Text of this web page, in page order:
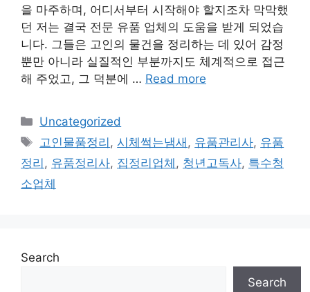
을 마주하며, 어디서부터 시작해야 할지조차 막막했
던 저는 결국 전문 유품 업체의 도움을 받게 되었습
니다. 그들은 고인의 물건을 정리하는 데 있어 감정
뿐만 아니라 실질적인 부분까지도 체계적으로 접근
해 주었고, 그 덕분에 … Read more
Categories
Uncategorized
Tags
고인물품정리 ,시체썩는냄새 , 유품관리사, 유품
정리 , 유품정리사, 집정리업체 , 청년고독사, 특수청
소업체
Search
Search